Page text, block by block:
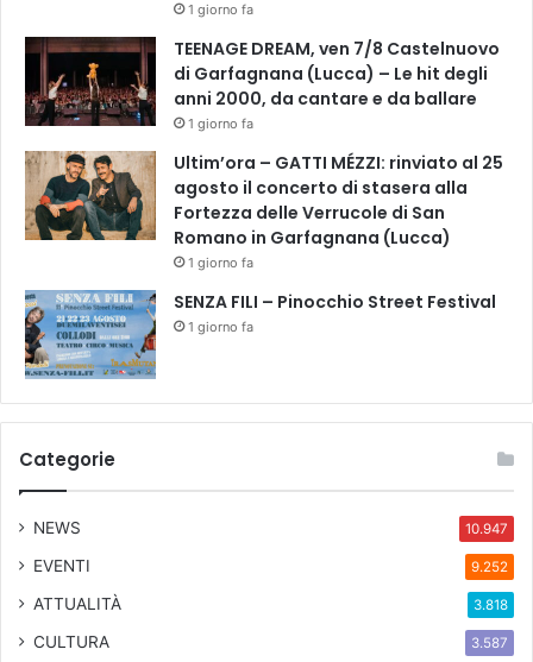
1 giorno fa
TEENAGE DREAM, ven 7/8 Castelnuovo
di Garfagnana (Lucca) – Le hit degli
anni 2000, da cantare e da ballare
1 giorno fa
Ultim’ora – GATTI MÉZZI: rinviato al 25
agosto il concerto di stasera alla
Fortezza delle Verrucole di San
Romano in Garfagnana (Lucca)
1 giorno fa
SENZA FILI – Pinocchio Street Festival
1 giorno fa
Categorie
NEWS 10.947
EVENTI 9.252
ATTUALITÀ 3.818
CULTURA 3.587